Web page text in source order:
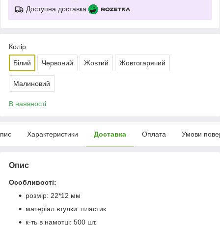
Доступна доставка
Колір
Білий Червоний Жовтий Жовтогарячий
Малиновий
В наявності
Характеристики Доставка Оплата Умови
Опис
Особливості:
розмір: 22*12 мм
матеріал втулки: пластик
к-ть в намотці: 500 шт.